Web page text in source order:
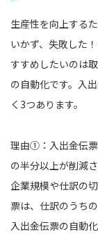
生産性を向上する
いかず、失敗した
すすめしたいのは
の自動化です。入
く3つあります。
理由①：入出金伝
の半分以上が削減
企業規模や仕訳の
票は、仕訳のうち
入出金伝票の自動